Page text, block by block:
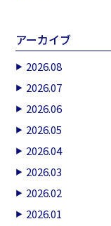
アーカイブ
2026.08
2026.07
2026.06
2026.05
2026.04
2026.03
2026.02
2026.01